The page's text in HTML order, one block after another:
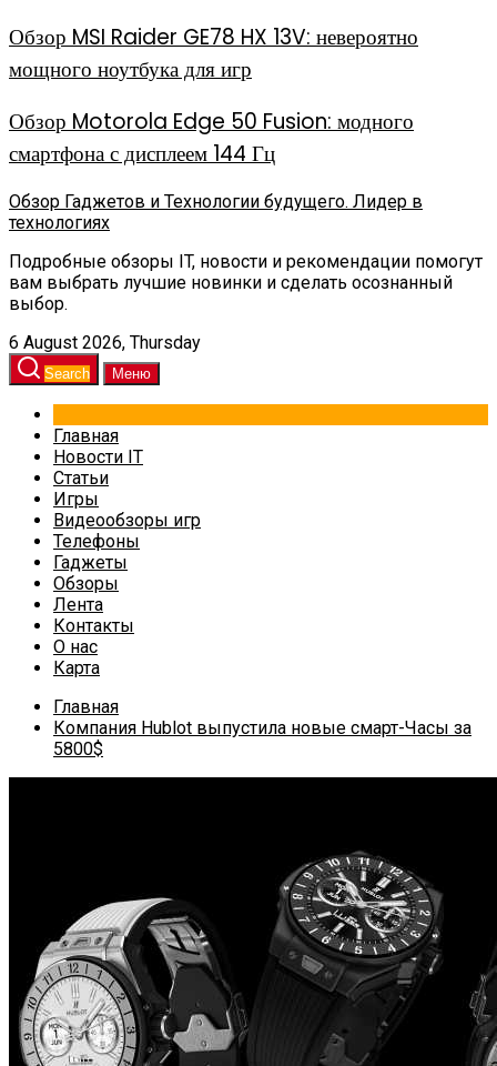
Обзор MSI Raider GE78 HX 13V: невероятно
мощного ноутбука для игр
Обзор Motorola Edge 50 Fusion: модного
смартфона с дисплеем 144 Гц
Обзор Гаджетов и Технологии будущего. Лидер в
технологиях
Подробные обзоры IT, новости и рекомендации помогут
вам выбрать лучшие новинки и сделать осознанный
выбор.
6 August 2026, Thursday
Search Меню
Главная
Новости IT
Статьи
Игры
Видеообзоры игр
Телефоны
Гаджеты
Обзоры
Лента
Контакты
О нас
Карта
Главная
Компания Hublot выпустила новые смарт-Часы за
5800$